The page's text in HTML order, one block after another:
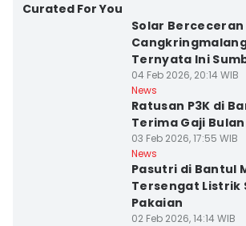
Curated For You
Solar
Ternyata Ini
04 Feb 2026, 20:14 WIB
News
Ratusan P3K di
Terima Gaji
03 Feb 2026, 17:55 WIB
News
Pasutri di Bantul
Tersengat Listrik
Pakaian
02 Feb 2026, 14:14 WIB